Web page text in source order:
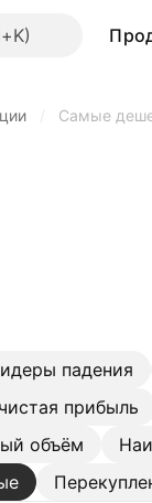
Самые
падения
прибыль
объём